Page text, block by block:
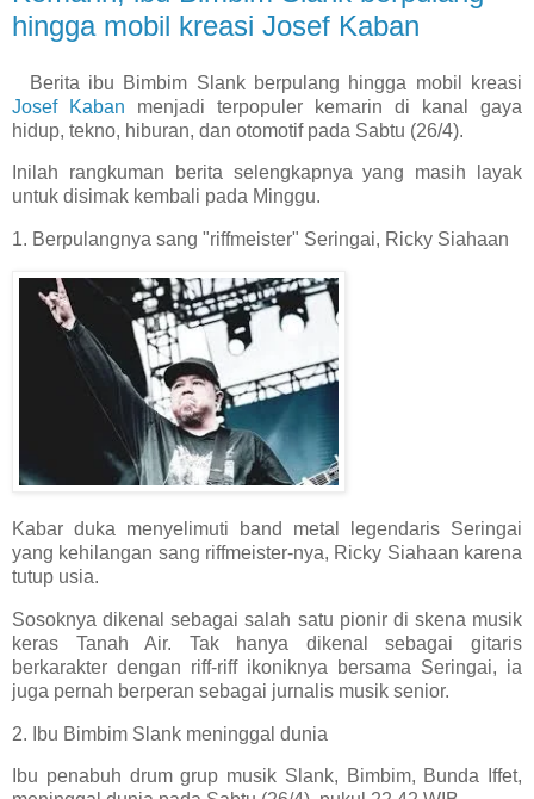
hingga mobil kreasi Josef Kaban
Berita ibu Bimbim Slank berpulang hingga mobil kreasi
Josef Kaban menjadi terpopuler kemarin di kanal gaya
hidup, tekno, hiburan, dan otomotif pada Sabtu (26/4).
Inilah rangkuman berita selengkapnya yang masih layak
untuk disimak kembali pada Minggu.
1. Berpulangnya sang "riffmeister" Seringai, Ricky Siahaan
Kabar duka menyelimuti band metal legendaris Seringai
yang kehilangan sang riffmeister-nya, Ricky Siahaan karena
tutup usia.
Sosoknya dikenal sebagai salah satu pionir di skena musik
keras Tanah Air. Tak hanya dikenal sebagai gitaris
berkarakter dengan riff-riff ikoniknya bersama Seringai, ia
juga pernah berperan sebagai jurnalis musik senior.
2. Ibu Bimbim Slank meninggal dunia
Ibu penabuh drum grup musik Slank, Bimbim, Bunda Iffet,